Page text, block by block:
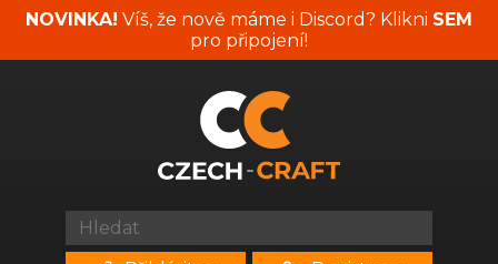
NOVINKA! Víš, že nově máme i Discord? Klikni SEM
pro připojení!